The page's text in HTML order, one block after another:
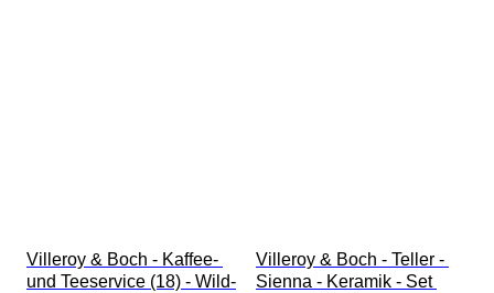
Villeroy & Boch - Kaffee-
und Teeservice (18) - Wild-
Villeroy & Boch - Teller -
Sienna - Keramik - Set